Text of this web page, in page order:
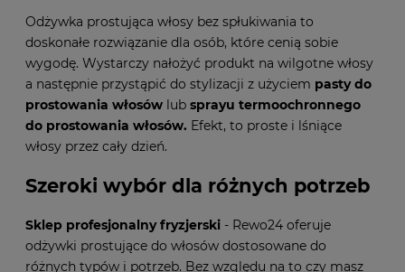
Odżywka prostująca włosy bez spłukiwania to
doskonałe rozwiązanie dla osób, które cenią sobie
wygodę. Wystarczy nałożyć produkt na wilgotne włosy
a następnie przystąpić do stylizacji z użyciem pasty do
prostowania włosów lub sprayu termoochronnego
do prostowania włosów. Efekt, to proste i lśniące
włosy przez cały dzień.
Szeroki wybór dla różnych potrzeb
Sklep profesjonalny fryzjerski - Rewo24 oferuje
odżywki prostujące do włosów dostosowane do
różnych typów i potrzeb. Bez względu na to czy masz